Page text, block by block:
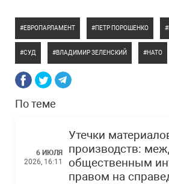
ЕВРОПАРЛАМЕНТ ПЕТР ПОРОШЕНКО
СУД ВЛАДИМИР ЗЕЛЕНСКИЙ НАТО
По теме
6 ИЮЛЯ
2026, 16:11
Утечки
производств:
общественным
правом на